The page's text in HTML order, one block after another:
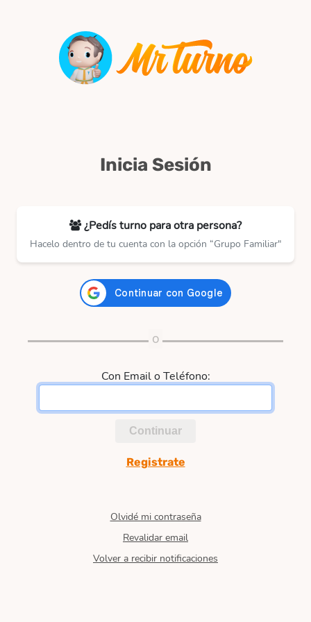
Inicia Sesión
¿Pedís turno para otra persona?
Hacelo dentro de tu cuenta con la opción “Grupo Familiar"
Con Email o Teléfono:
Continuar
Registrate
Olvidé mi contraseña
Revalidar email
Volver a recibir notificaciones